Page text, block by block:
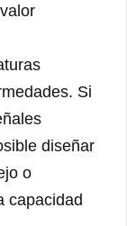
Si
diseñar
o
capacidad